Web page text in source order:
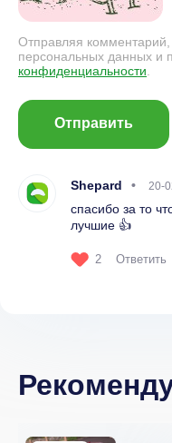
Отправляя
персональных данных и
конфиденциальности.
Отправить
Shepard 20-
спасибо за то
лучшие 👍
2 Ответить